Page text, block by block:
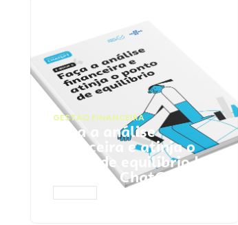
GESTÃO FINANCEIRA
Faça a análise
financeira e atinja o
ponto de equilíbrio |
Prompts ChatGPT